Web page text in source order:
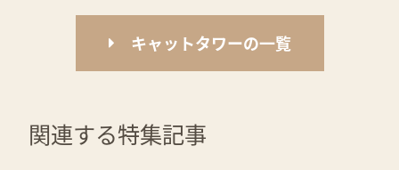
キャットタワーの一覧
関連する特集記事